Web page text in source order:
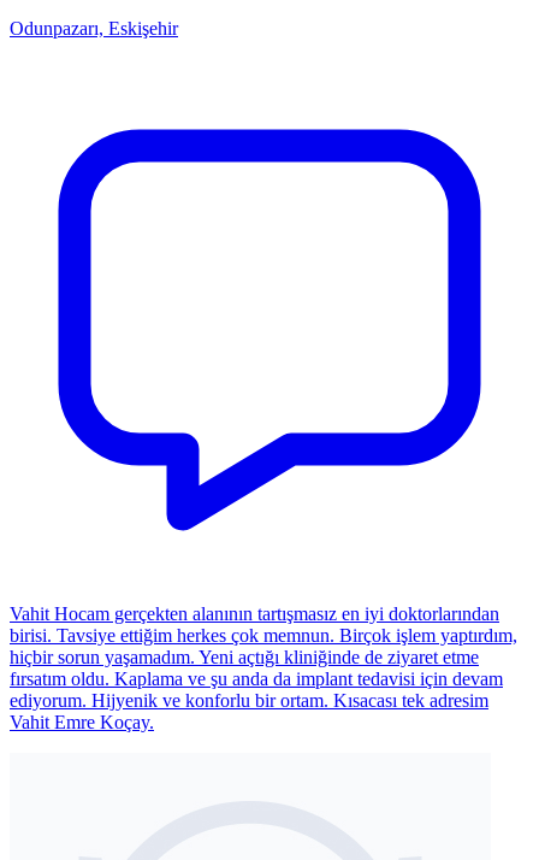
Odunpazarı, Eskişehir
Vahit Hocam gerçekten alanının tartışmasız en iyi doktorlarından
birisi. Tavsiye ettiğim herkes çok memnun. Birçok işlem yaptırdım,
hiçbir sorun yaşamadım. Yeni açtığı kliniğinde de ziyaret etme
fırsatım oldu. Kaplama ve şu anda da implant tedavisi için devam
ediyorum. Hijyenik ve konforlu bir ortam. Kısacası tek adresim
Vahit Emre Koçay.